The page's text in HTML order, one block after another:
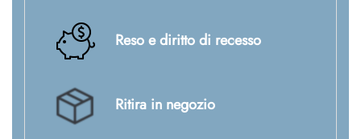
Reso e diritto di recesso
Ritira in negozio